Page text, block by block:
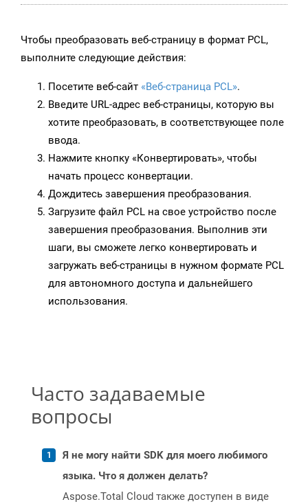
Чтобы преобразовать веб-страницу в формат PCL,
выполните следующие действия:
Посетите веб-сайт «Веб-страница PCL».
Введите URL-адрес веб-страницы, которую вы
хотите преобразовать, в соответствующее поле
ввода.
Нажмите кнопку «Конвертировать», чтобы
начать процесс конвертации.
Дождитесь завершения преобразования.
Загрузите файл PCL на свое устройство после
завершения преобразования. Выполнив эти
шаги, вы сможете легко конвертировать и
загружать веб-страницы в нужном формате PCL
для автономного доступа и дальнейшего
использования.
Часто задаваемые
вопросы
Я не могу найти SDK для моего любимого
языка. Что я должен делать?
Aspose.Total Cloud также доступен в виде